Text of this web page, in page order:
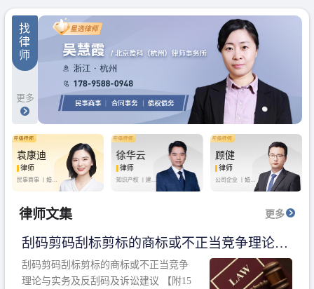
找
律
师
更多
袁康迪
律师
民事商事 丨 婚姻
徐华云
律师
知识产权 丨 建设
顾健
律师
公司企业 丨婚姻
房产纠纷
律师文集 更多
刮码剪码刮标剪标的商标或不正当竞争理论与
实务及反刮码及诉讼建议 【附15省市是否侵权
案例裁判要旨】
刮码剪码刮标剪标的商标或不正当竞争
理论与实务及反刮码及诉讼建议 【附15